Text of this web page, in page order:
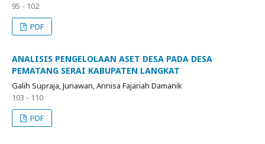
95 - 102
PDF
ANALISIS PENGELOLAAN ASET DESA PADA DESA
PEMATANG SERAI KABUPATEN LANGKAT
Galih Supraja, Junawan, Annisa Fajariah Damanik
103 - 110
PDF